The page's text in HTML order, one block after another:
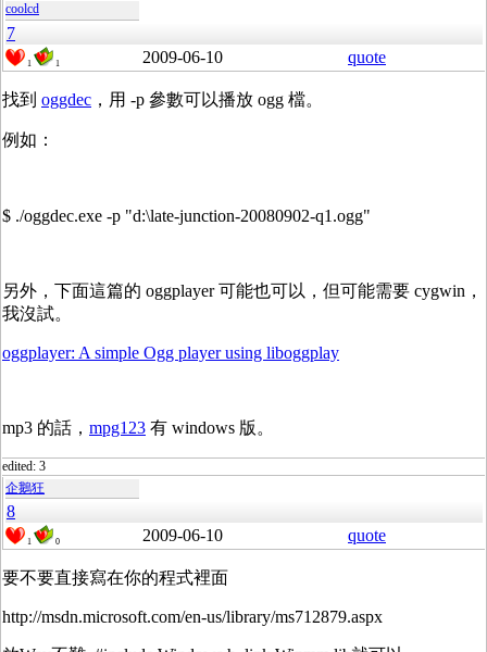
coolcd
7
1 1 2009-06-10 quote
找到 oggdec ，用 -p 參數可以播放 ogg 檔。
例如：
$ ./oggdec.exe -p "d:\late-junction-20080902-q1.ogg"
另外，下面這篇的 oggplayer 可能也可以，但可能需要 cygwin，
我沒試。
oggplayer: A simple Ogg player using liboggplay
mp3 的話， mpg123 有 windows 版。
edited: 3
企鵝狂
8
1 0 2009-06-10 quote
要不要直接寫在你的程式裡面
http://msdn.microsoft.com/en-us/library/ms712879.aspx